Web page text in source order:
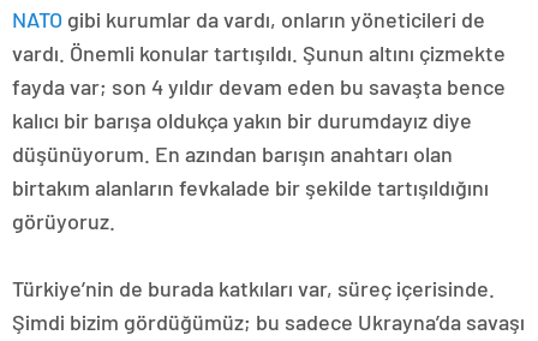
NATO gibi kurumlar da vardı, onların yöneticileri de
vardı. Önemli konular tartışıldı. Şunun altını çizmekte
fayda var; son 4 yıldır devam eden bu savaşta bence
kalıcı bir barışa oldukça yakın bir durumdayız diye
düşünüyorum. En azından barışın anahtarı olan
birtakım alanların fevkalade bir şekilde tartışıldığını
görüyoruz.
Türkiye’nin de burada katkıları var, süreç içerisinde.
Şimdi bizim gördüğümüz; bu sadece Ukrayna’da savaşı